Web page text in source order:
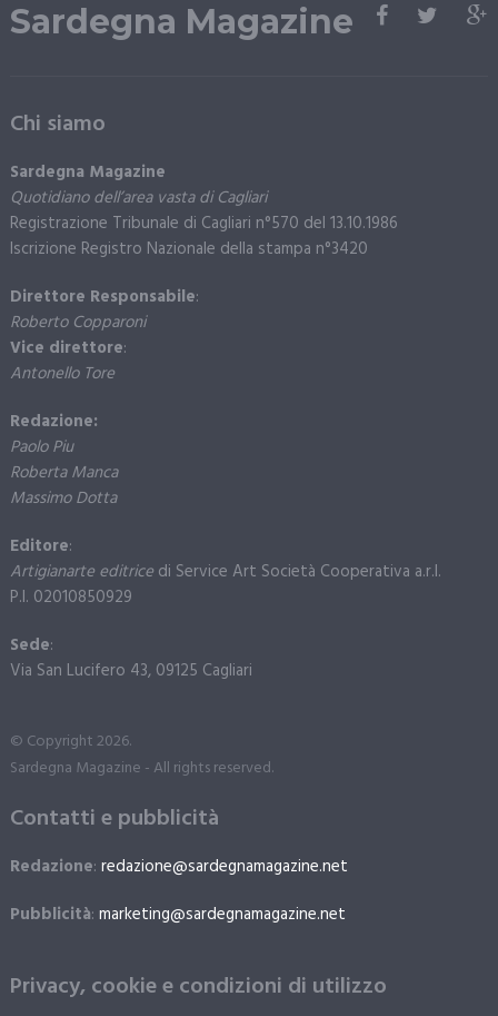
Sardegna Magazine
Chi siamo
Sardegna Magazine
Quotidiano dell’area vasta di Cagliari
Registrazione Tribunale di Cagliari n°570 del 13.10.1986
Iscrizione Registro Nazionale della stampa n°3420
Direttore Responsabile:
Roberto Copparoni
Vice direttore:
Antonello Tore
Redazione:
Paolo Piu
Roberta Manca
Massimo Dotta
Editore:
Artigianarte editricedi Service Art Società Cooperativa a.r.l.
P.I. 02010850929
Sede:
Via San Lucifero 43, 09125 Cagliari
© Copyright 2026.
Sardegna Magazine - All rights reserved.
Contatti e pubblicità
Redazione: redazione@sardegnamagazine.net
Pubblicità: marketing@sardegnamagazine.net
Privacy, cookie e condizioni di utilizzo